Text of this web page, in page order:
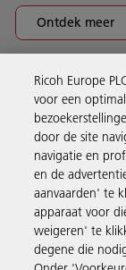
Ontdek meer
Business
Producten
Support
Inspiratie
Ricoh Europe
voor een
door de site
navigatie en
en de
aanvaarden' te
apparaat voor
weigeren' te
degene die